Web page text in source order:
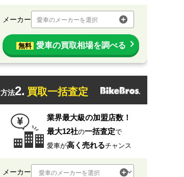
メーカー 愛車のメーカーを選択
無料 愛車の買取相場を調べる
方法2. 買取一括査定
業界最大級の加盟店数！
最大12社の一括査定で
愛車が高く売れるチャンス
メーカー